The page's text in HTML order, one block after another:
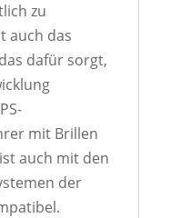
zu
auch das
dafür sorgt,
mit Brillen
auch mit den
der